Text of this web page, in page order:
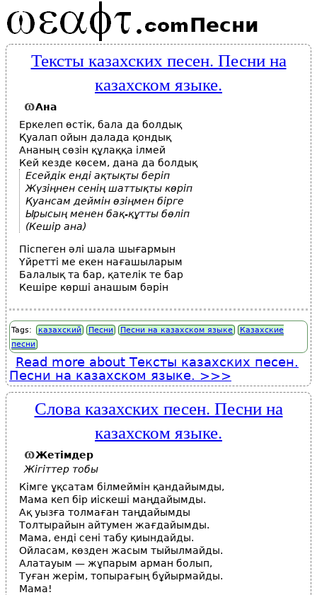
Песни
Тексты казахских песен. Песни на
казахском языке.
Ана
Еркелеп өстік, бала да болдық
Қуалап ойын далада қондық
Ананың сөзін құлаққа ілмей
Кей кезде көсем, дана да болдық
Есейдік енді ақтықты беріп
Жүзіңнен сенің шаттықты көріп
Қуансам деймін өзіңмен бірге
Ырысың менен бақ-құтты бөліп
(Кешір ана)
Піспеген әлі шала шығармын
Үйретті ме екен нағашыларым
Балалық та бар, қателік те бар
Кешіре көрші анашым бәрін
Tags: казахский Песни Песни на казахском языке
Казахские
песни
Read more about Тексты казахских песен.
Песни на казахском языке.
Слова казахских песен. Песни на
казахском языке.
Жетімдер
Жігіттер тобы
Кімге ұқсатам білмеймін қандайымды,
Мама кеп бір иіскеші маңдайымды.
Ақ уызға толмаған таңдайымды
Толтырайын айтумен жағдайымды.
Мама, енді сені табу қиындайды.
Ойласам, көзден жасым тыйылмайды.
Алатауым — жұпарым арман болып,
Туған жерім, топырағың бұйырмайды.
Мама!